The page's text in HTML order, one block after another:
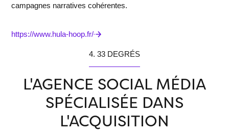
campagnes narratives cohérentes.
https://www.hula-hoop.fr/
4. 33 DEGRÉS
L'AGENCE SOCIAL MÉDIA
SPÉCIALISÉE DANS
L'ACQUISITION